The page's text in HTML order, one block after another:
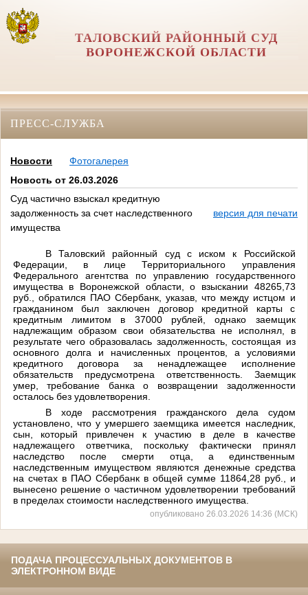
ТАЛОВСКИЙ РАЙОННЫЙ СУД
ВОРОНЕЖСКОЙ ОБЛАСТИ
ПРЕСС-СЛУЖБА
Новости
Фотогалерея
Новость от 26.03.2026
Суд частично взыскал кредитную
задолженность за счет наследственного
имущества
версия для печати
В Таловский районный суд с иском к Российской
Федерации, в лице Территориального управления
Федерального агентства по управлению государственного
имущества в Воронежской области,
о взыскании 48265,73
руб., обратился ПАО Сбербанк, указав, что между истцом и
гражданином был заключен договор кредитной карты с
кредитным лимитом в 37000 рублей, однако заемщик
надлежащим образом свои обязательства не исполнял, в
результате чего образовалась задолженность, состоящая из
основного долга и начисленных процентов, а условиями
кредитного договора за ненадлежащее исполнение
обязательств предусмотрена ответственность. Заемщик
умер, требование банка о возвращении задолженности
осталось без удовлетворения.
В ходе рассмотрения гражданского дела судом
установлено, что у умершего заемщика имеется наследник,
сын, который привлечен к участию в деле в качестве
надлежащего ответчика, поскольку фактически принял
наследство после смерти отца, а единственным
наследственным имуществом являются денежные средства
на счетах в ПАО Сбербанк в общей сумме 11864,28 руб., и
вынесено решение о частичном удовлетворении требований
в пределах стоимости наследственного имущества.
опубликовано 26.03.2026 14:36 (МСК)
ПОДАЧА ПРОЦЕССУАЛЬНЫХ ДОКУМЕНТОВ В
ЭЛЕКТРОННОМ ВИДЕ